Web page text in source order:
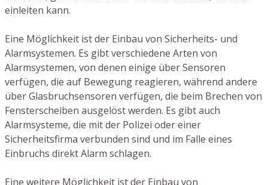
einleiten kann.
Eine Möglichkeit ist der Einbau von Sicherheits- und
Alarmsystemen. Es gibt verschiedene Arten von
Alarmsystemen, von denen einige über Sensoren
verfügen, die auf Bewegung reagieren, während andere
über Glasbruchsensoren verfügen, die beim Brechen von
Fensterscheiben ausgelöst werden. Es gibt auch
Alarmsysteme, die mit der Polizei oder einer
Sicherheitsfirma verbunden sind und im Falle eines
Einbruchs direkt Alarm schlagen.
Eine weitere Möglichkeit ist der Einbau von